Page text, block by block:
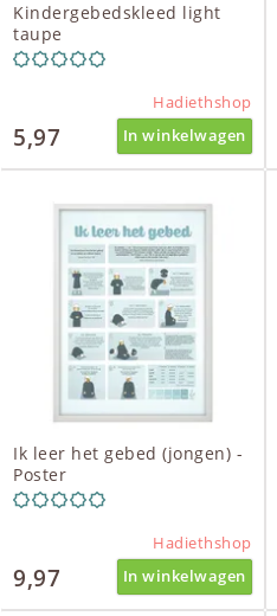
Kindergebedskleed light
taupe
Hadiethshop
5,97 In winkelwagen
Ik leer het gebed (jongen) -
Poster
Hadiethshop
9,97 In winkelwagen